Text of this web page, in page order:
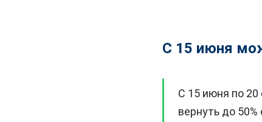
С 15 июня
С 15 июня по 20
вернуть до